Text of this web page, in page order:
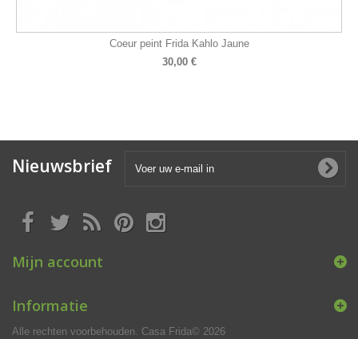
Coeur peint Frida Kahlo Jaune
30,00 €
Nieuwsbrief
Mijn account
Informatie
Alle rechten voorbehouden. Casa Frida© 2026